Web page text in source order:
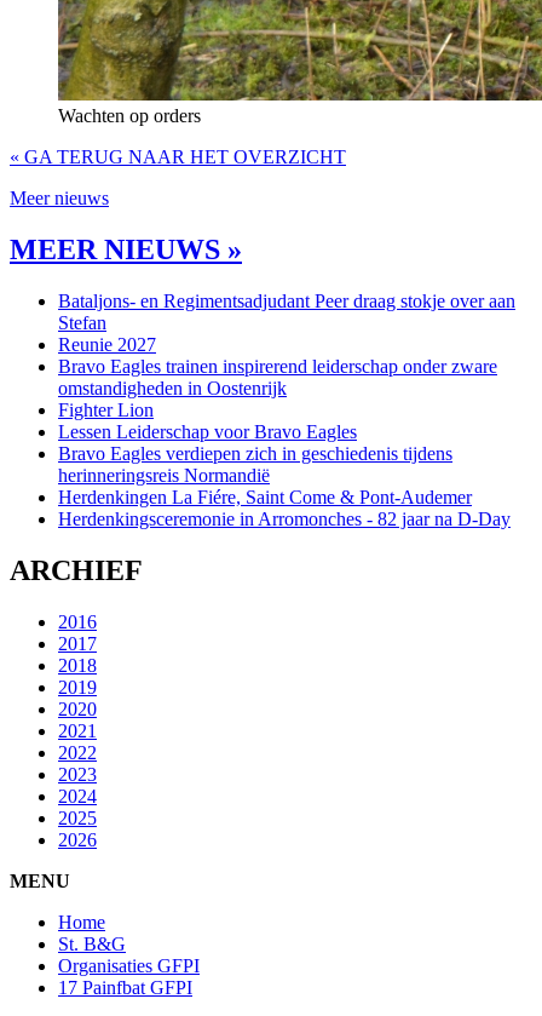
Wachten op orders
« GA TERUG NAAR HET OVERZICHT
Meer nieuws
MEER NIEUWS »
Bataljons- en Regimentsadjudant Peer draag stokje over aan
Stefan
Reunie 2027
Bravo Eagles trainen inspirerend leiderschap onder zware
omstandigheden in Oostenrijk
Fighter Lion
Lessen Leiderschap voor Bravo Eagles
Bravo Eagles verdiepen zich in geschiedenis tijdens
herinneringsreis Normandië
Herdenkingen La Fiére, Saint Come & Pont-Audemer
Herdenkingsceremonie in Arromonches - 82 jaar na D-Day
ARCHIEF
2016
2017
2018
2019
2020
2021
2022
2023
2024
2025
2026
MENU
Home
St. B&G
Organisaties GFPI
17 Painfbat GFPI